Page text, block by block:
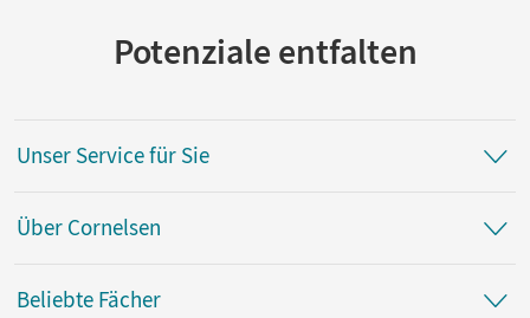
Potenziale entfalten
Unser Service für Sie
Über Cornelsen
Beliebte Fächer